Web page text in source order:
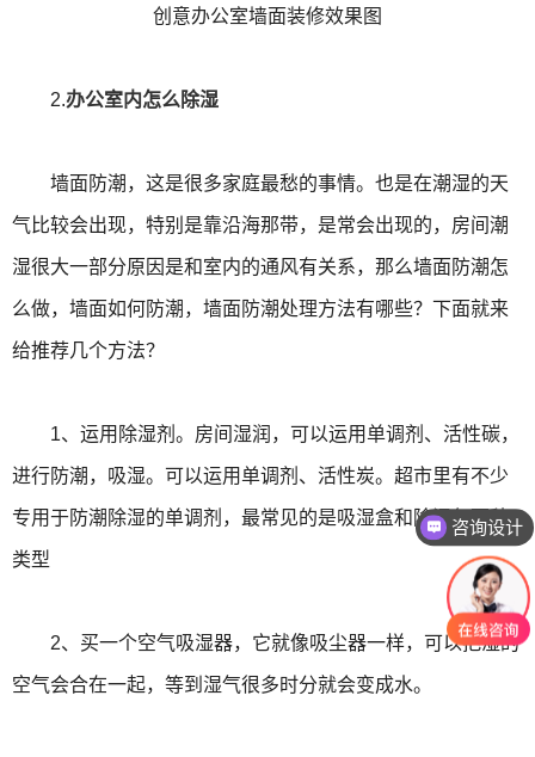
创意办公室墙面装修效果图
2.办公室内怎么除湿
墙面防潮，这是很多家庭最愁的事情。也是在潮湿的天
气比较会出现，特别是靠沿海那带，是常会出现的，房间潮
湿很大一部分原因是和室内的通风有关系，那么墙面防潮怎
么做，墙面如何防潮，墙面防潮处理方法有哪些？下面就来
给推荐几个方法？
1、运用除湿剂。房间湿润，可以运用单调剂、活性碳，
进行防潮，吸湿。可以运用单调剂、活性炭。超市里有不少
专用于防潮除湿的单调剂，最常见的是吸湿盒和除湿包两种
类型
2、买一个空气吸湿器，它就像吸尘器一样，可以把湿的
空气会合在一起，等到湿气很多时分就会变成水。
咨询设计